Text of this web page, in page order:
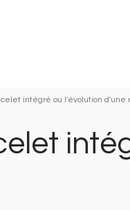
intégré ou l'évolution d'une